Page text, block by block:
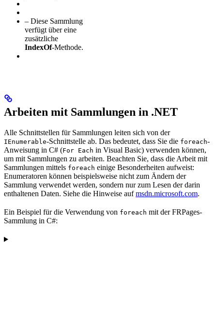
– Diese Sammlung
verfügt über eine
zusätzliche
IndexOf-Methode.
Arbeiten mit Sammlungen in .NET
Alle Schnittstellen für Sammlungen leiten sich von der
IEnumerable-Schnittstelle ab. Das bedeutet, dass Sie die foreach-
Anweisung in C# (For Each in Visual Basic) verwenden können,
um mit Sammlungen zu arbeiten. Beachten Sie, dass die Arbeit mit
Sammlungen mittels foreach einige Besonderheiten aufweist:
Enumeratoren können beispielsweise nicht zum Ändern der
Sammlung verwendet werden, sondern nur zum Lesen der darin
enthaltenen Daten. Siehe die Hinweise aufmsdn.microsoft.com.
Ein Beispiel für die Verwendung von foreach mit der FRPages-
Sammlung in C#: